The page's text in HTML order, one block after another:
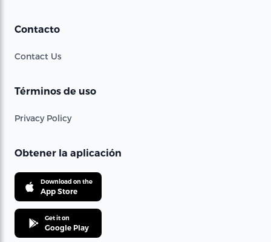
Contacto
Contact Us
Términos de uso
Privacy Policy
Obtener la aplicación
Download on the
App Store
Get it on
Google Play